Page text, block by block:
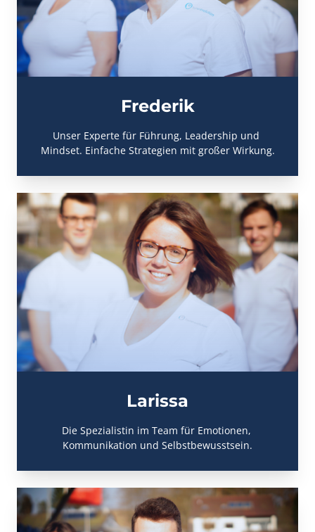
Frederik
Unser Experte für Führung, Leadership und
Mindset. Einfache Strategien mit großer Wirkung.
Larissa
Die Spezialistin im Team für Emotionen,
Kommunikation und Selbstbewusstsein.